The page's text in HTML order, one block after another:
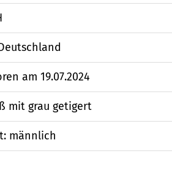
am 19.07.2024
mit grau getigert
männlich